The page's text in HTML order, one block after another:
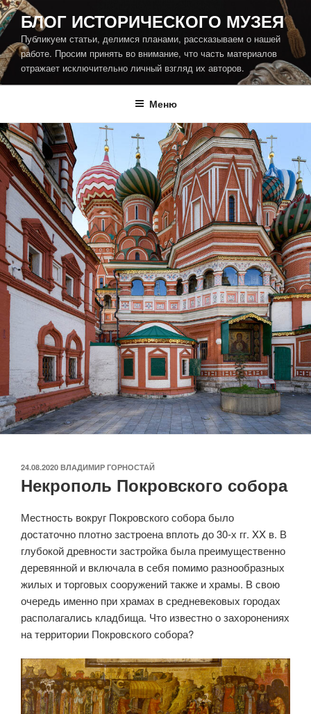
Перейти
к
содержимому
БЛОГ ИСТОРИЧЕСКОГО МУЗЕЯ
Публикуем статьи, делимся планами, рассказываем о нашей
работе. Просим принять во внимание, что часть материалов
отражает исключительно личный взгляд их авторов.
Меню
ОПУБЛИКОВАНО
24.08.2020 ВЛАДИМИР ГОРНОСТАЙ
Некрополь Покровского собора
Местность вокруг Покровского собора было
достаточно плотно застроена вплоть до 30-х гг. XX в. В
глубокой древности застройка была преимущественно
деревянной и включала в себя помимо разнообразных
жилых и торговых сооружений также и храмы. В свою
очередь именно при храмах в средневековых городах
располагались кладбища. Что известно о захоронениях
на территории Покровского собора?